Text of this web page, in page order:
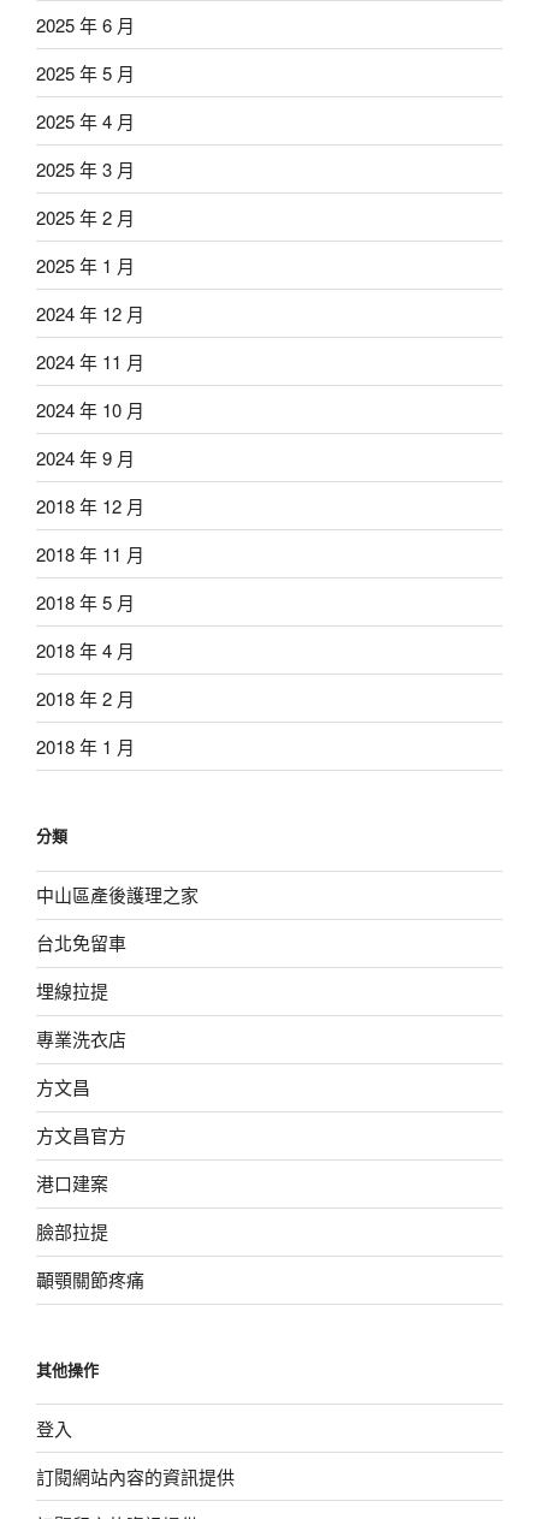
2025 年 6 月
2025 年 5 月
2025 年 4 月
2025 年 3 月
2025 年 2 月
2025 年 1 月
2024 年 12 月
2024 年 11 月
2024 年 10 月
2024 年 9 月
2018 年 12 月
2018 年 11 月
2018 年 5 月
2018 年 4 月
2018 年 2 月
2018 年 1 月
分類
中山區產後護理之家
台北免留車
埋線拉提
專業洗衣店
方文昌
方文昌官方
港口建案
臉部拉提
顳顎關節疼痛
其他操作
登入
訂閱網站內容的資訊提供